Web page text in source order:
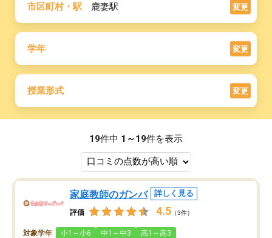
市区町村・駅 鹿妻駅 変更
学年 変更
授業形式 変更
19件中 1～19件を表示
家庭教師のガンバ 詳しく見る
評価 4.5 （3件）
対象学年 小1～小6 中1～中3 高1～高3